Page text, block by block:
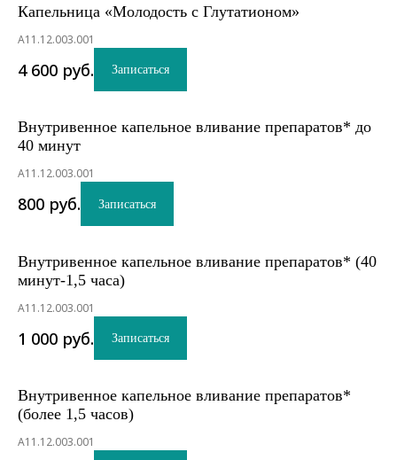
Капельница «Молодость с Глутатионом»
A11.12.003.001
4 600 руб. Записаться
Внутривенное капельное вливание препаратов* до
40 минут
A11.12.003.001
800 руб. Записаться
Внутривенное капельное вливание препаратов* (40
минут-1,5 часа)
A11.12.003.001
1 000 руб. Записаться
Внутривенное капельное вливание препаратов*
(более 1,5 часов)
A11.12.003.001